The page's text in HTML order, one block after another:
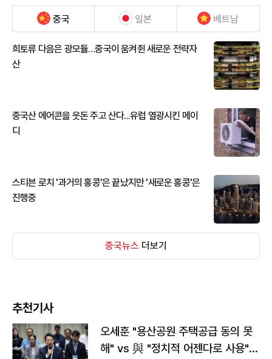
중국 일본 베트남
희토류 다음은 광모듈…중국이 움켜쥔 새로운 전략자
산
중국산 에어콘을 웃돈 주고 산다...유럽 열광시킨 메이
디
스티븐 로치 '과거의 홍콩'은 끝났지만 '새로운 홍콩'은
진행중
중국뉴스 더보기
추천기사
오세훈 "용산공원 주택공급 동의 못
해" vs 與 "정치적 어젠다로 사용"